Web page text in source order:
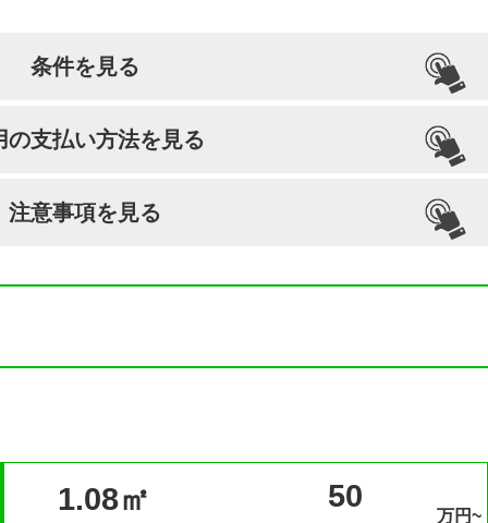
条件を見る
生前申込
の支払い方法を見る
注意事項を見る
1.08㎡ 50
万円~